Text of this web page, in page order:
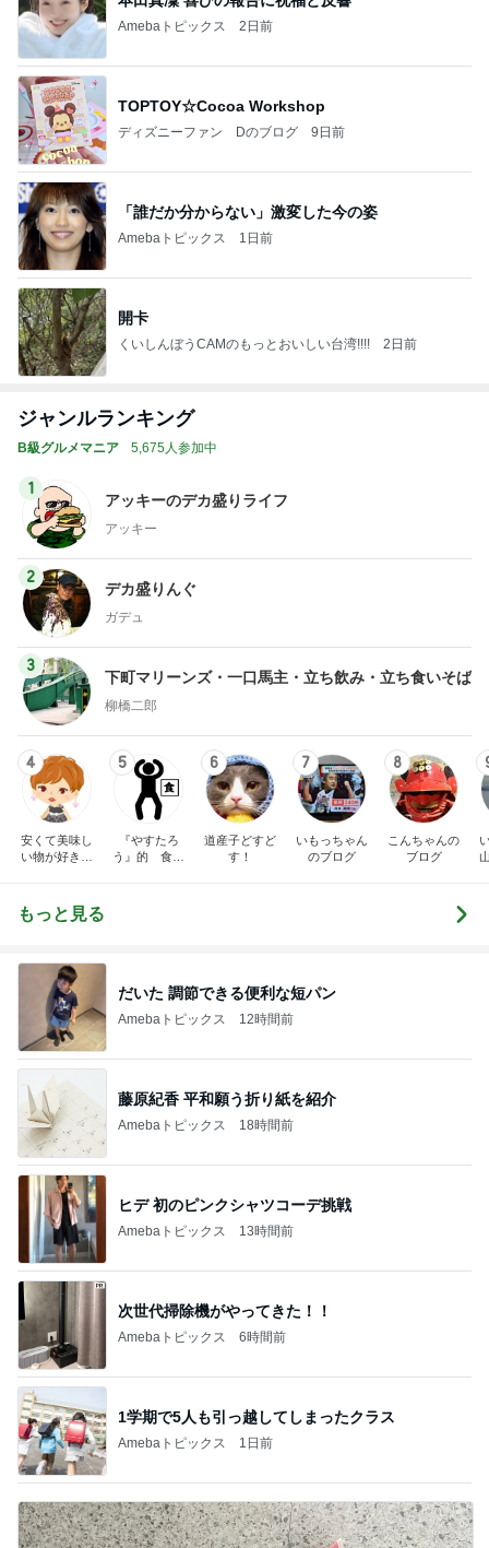
Amebaトピックス 2日前
TOPTOY☆Cocoa Workshop
ディズニーファン Dのブログ 9日前
「誰だか分からない」激変した今の姿
Amebaトピックス 1日前
開卡
くいしんぼうCAMのもっとおいしい台湾!!!! 2日前
ジャンルランキング
B級グルメマニア 5,675人参加中
1
アッキーのデカ盛りライフ
アッキー
2
デカ盛りんぐ
ガデュ
3
下町マリーンズ・一口馬主・立ち飲み・立ち食いそば
柳橋二郎
4
安くて美味し
い物が好き☆
5
『やすたろ
う』的 食の
6
道産子どすど
す！
7
いもっちゃん
のブログ
8
こんちゃんの
ブログ
もっと見る
だいた 調節できる便利な短パン
Amebaトピックス 12時間前
藤原紀香 平和願う折り紙を紹介
Amebaトピックス 18時間前
ヒデ 初のピンクシャツコーデ挑戦
Amebaトピックス 13時間前
次世代掃除機がやってきた！！
Amebaトピックス 6時間前
1学期で5人も引っ越してしまったクラス
Amebaトピックス 1日前